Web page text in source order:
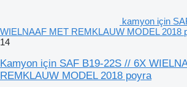
kamyon için
WIELNAAF MET REMKLAUW MODEL 2018
14
Kamyon için SAF B19-22S // 6X
REMKLAUW MODEL 2018 poyra